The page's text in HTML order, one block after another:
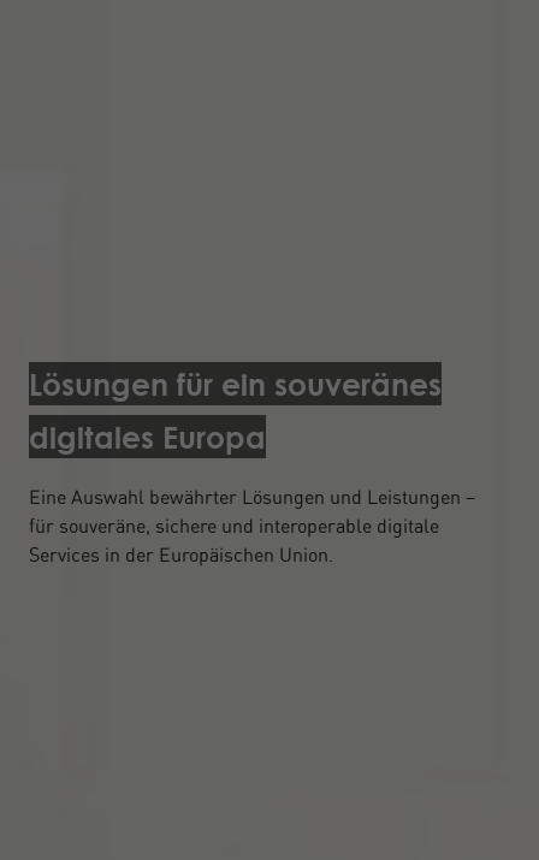
Lösungen für ein souveränes
digitales Europa
Eine Auswahl bewährter Lösungen und Leistungen –
für souveräne, sichere und interoperable digitale
Services in der Europäischen Union.